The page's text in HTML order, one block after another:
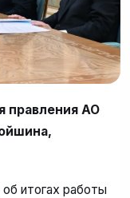
правления АО
итогах работы